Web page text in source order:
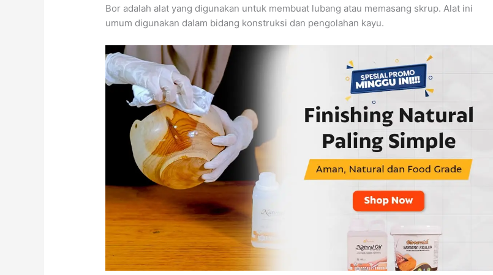
Bor adalah alat yang digunakan untuk membuat lubang atau memasang skrup. Alat ini
umum digunakan dalam bidang konstruksi dan pengolahan kayu.